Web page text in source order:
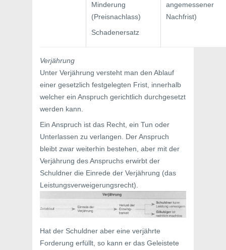
Minderung
(Preisnachlass)
Schadenersatz
angemessener
Nachfrist)
Verjährung
Unter Verjährung versteht man den Ablauf
einer gesetzlich festgelegten Frist, innerhalb
welcher ein Anspruch gerichtlich durchgesetzt
werden kann.
Ein Anspruch ist das Recht, ein Tun oder
Unterlassen zu verlangen. Der Anspruch
bleibt zwar weiterhin bestehen, aber mit der
Verjährung des Anspruchs erwirbt der
Schuldner die Einrede der Verjährung (das
Leistungsverweigerungsrecht).
Hat der Schuldner aber eine verjährte
Forderung erfüllt, so kann er das Geleistete